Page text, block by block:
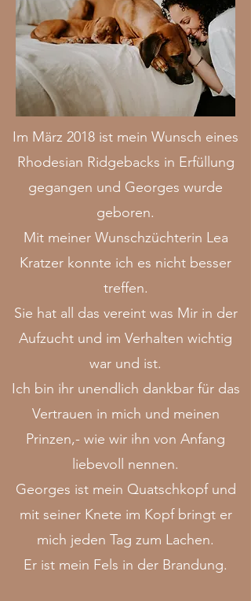
Im März 2018 ist mein Wunsch eines
Rhodesian Ridgebacks in Erfüllung
gegangen und Georges wurde
geboren.
Mit meiner Wunschzüchterin Lea
Kratzer konnte ich es nicht besser
treffen.
Sie hat all das vereint was Mir in der
Aufzucht und im Verhalten wichtig
war und ist.
Ich bin ihr unendlich dankbar für das
Vertrauen in mich und meinen
Prinzen,- wie wir ihn von Anfang
liebevoll nennen.
Georges ist mein Quatschkopf und
mit seiner Knete im Kopf bringt er
mich jeden Tag zum Lachen.
Er ist mein Fels in der Brandung.